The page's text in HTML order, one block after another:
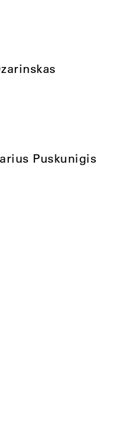
Puskunigis